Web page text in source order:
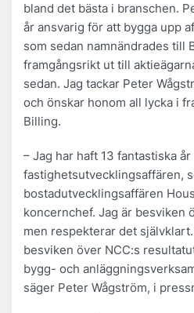
bland det bästa i branschen.
år ansvarig för att bygga upp
som sedan namnändrades till
framgångsrikt ut till
sedan. Jag tackar Peter
och önskar honom all lycka i
Billing.
– Jag har haft 13 fantastiska
fastighetsutvecklingsaffären,
bostadutvecklingsaffären
koncernchef. Jag är besviken
men respekterar det
besviken över NCC:s
bygg- och
säger Peter Wågström, i